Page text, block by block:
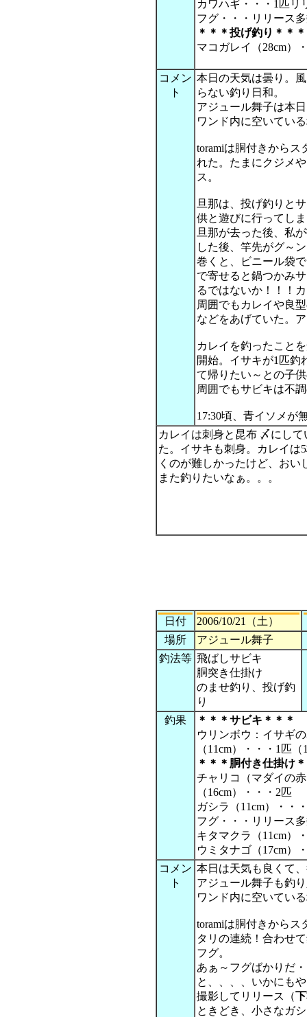
カワハギ・・・1匹リ
フグ・・・リリース
＊＊＊投げ釣り＊＊＊
マコガレイ（28cm）
コメン
ト
本日の天気は曇り。
らない釣り日和。
アジュール舞子は本
ワンド内に空いてい
toramiは胴付きから
れた。たまにクジメ
ス。
旦那は、投げ釣りと
供と遊びに行ってし
旦那が去った後、私
した後、竿先がグ～
巻くと、ビニール袋
で寄せると鍋つかみ
るではないか！！！
周囲でもカレイや良
などをあげていた。
カレイを釣ったこと
開始。イサキが1匹釣
て帰りたい～との子
周囲でもサビキは不
17:30頃、青イソメが
カレイは刺身と昆布 〆にし
た。イサキも刺身。カレイは
くのが難しかったけど、おい
また釣りたいなぁ。。。
日付
2006/10/21（土）
場所
アジュール舞子
釣法等 飛ばしサビキ
胴突き仕掛け
のませ釣り、投げ釣
り
釣果
＊＊＊サビキ＊＊＊
ウリンボウ：イサギ
（11cm）・・・1匹
＊＊＊胴付き仕掛け
チャリコ（マダイの
（16cm）・・・2匹
ガシラ（11cm）・・
フグ・・・リリース
キタマクラ（11cm）
ウミタナゴ（17cm）
コメン
ト
本日は天気も良くて
アジュール舞子も釣
ワンド内に空いてい
toramiは胴付きから
タリの連続！合わせ
フグ。
あぁ～フグばかりだ
と、、、、いかにも
撮影してリリース（
ときどき、小さなガ